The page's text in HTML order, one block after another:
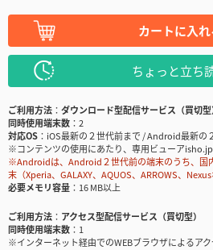
カートに入れ
ちょっと立ち
ご利用方法
ダウンロード型配信サービス（買切型
同時使用端末数
2
対応OS
iOS最新の２世代前まで / Android最新の
※コンテンツの使用にあたり、専用ビューア
※Androidは、Android２世代前の端末のうち、国
末（Xperia、GALAXY、AQUOS、ARROWS、
必要メモリ容量
16 MB以上
ご利用方法
アクセス型配信サービス（買切型）
同時使用端末数
1
※インターネット経由でのWEBブラウザによるア